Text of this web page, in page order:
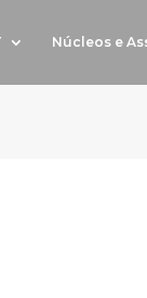
Núcleos e